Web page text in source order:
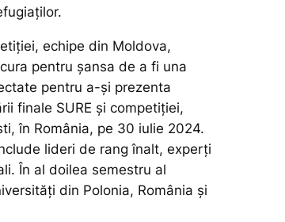
echipe din Moldova,
pentru șansa de a fi una
pentru a-și prezenta
finale SURE și competiției,
în România, pe 30 iulie 2024.
lideri de rang înalt, experți
În al doilea semestru al
din Polonia, România și